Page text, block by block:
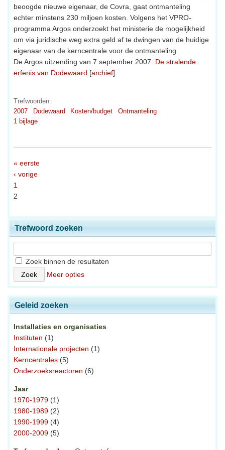
beoogde nieuwe eigenaar, de Covra, gaat ontmanteling
echter minstens 230 miljoen kosten. Volgens het VPRO-
programma Argos onderzoekt het ministerie de mogelijkheid
om via juridische weg extra geld af te dwingen van de huidige
eigenaar van de kerncentrale voor de ontmanteling.
De Argos uitzending van 7 september 2007: De stralende
erfenis van Dodewaard [archief]
Trefwoorden:
2007
Dodewaard Kosten/budget
Ontmanteling
1 bijlage
« eerste
‹ vorige
1
2
Trefwoord zoeken
Zoek binnen de resultaten
Meer opties
Geleid zoeken
Installaties en organisaties
Instituten (1)
Internationale projecten (1)
Kerncentrales (5)
Onderzoeksreactoren (6)
Jaar
1970-1979 (1)
1980-1989 (2)
1990-1999 (4)
2000-2009 (5)